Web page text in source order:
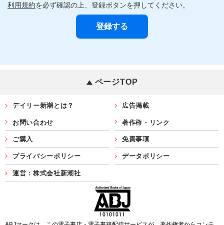
利用規約を必ず確認の上、登録ボタンを押してください。
ページTOP
デイリー新潮とは？ 広告掲載
お問い合わせ 著作権・リンク
ご購入 免責事項
プライバシーポリシー データポリシー
運営：株式会社新潮社